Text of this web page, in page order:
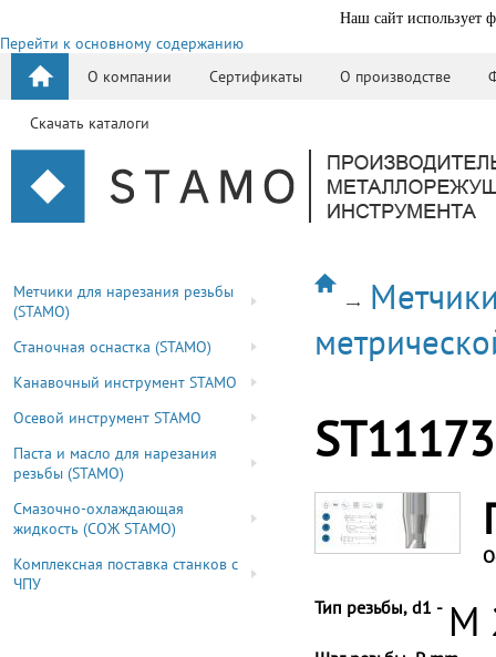
Наш сайт использует
Перейти к основному содержанию
О компании
Сертификаты О производстве
Скачать каталоги
Метчики для нарезания резьбы
(STAMO)
Станочная оснастка (STAMO)
Канавочный инструмент STAMO
Осевой инструмент STAMO
Паста и масло для нарезания
резьбы (STAMO)
Смазочно-охлаждающая
жидкость (СОЖ STAMO)
Комплексная поставка станков с
ЧПУ
Тип резьбы, d1 - M